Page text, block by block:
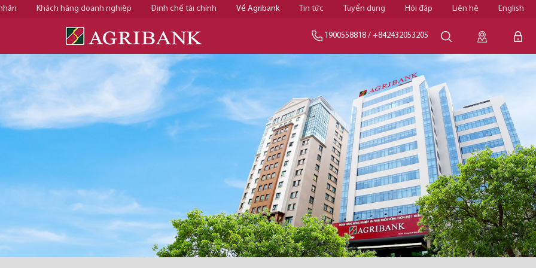
Khách hàng doanh nghiệp Định chế tài chính Về Agribank Tin tức Tuyển dụng Hỏi đáp Liên hệ English
1900558818 / +842432053205